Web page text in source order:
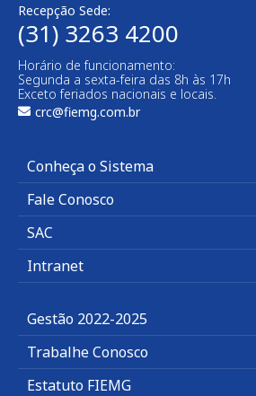
Recepção Sede:
(31) 3263 4200
Horário de funcionamento:
Segunda a sexta-feira das 8h às 17h
Exceto feriados nacionais e locais.
crc@fiemg.com.br
Conheça o Sistema
Fale Conosco
SAC
Intranet
Gestão 2022-2025
Trabalhe Conosco
Estatuto FIEMG